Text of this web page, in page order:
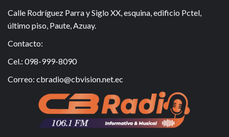
Calle Rodríguez Parra y Siglo XX, esquina, edificio Pctel,
último piso, Paute, Azuay.
Contacto:
Cel.: 098-999-8090
Correo: cbradio@cbvision.net.ec